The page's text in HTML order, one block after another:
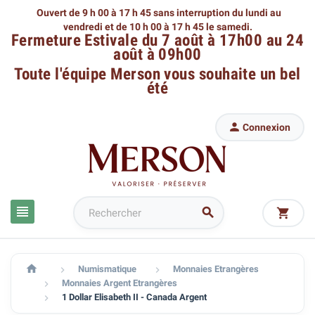
Ouvert de 9 h 00 à 17 h 45 sans interruption du lundi au
vendredi et de 10 h 00 à 17 h 45 le samedi.
Fermeture Estivale du 7 août à 17h00 au 24
août à 09h00
Toute l'équipe Mersonvous souhaite un bel
été
 
 Connexion

  Numismatique  Monnaies Etrangères
 Monnaies Argent Etrangères
 1 Dollar Elisabeth II - Canada Argent